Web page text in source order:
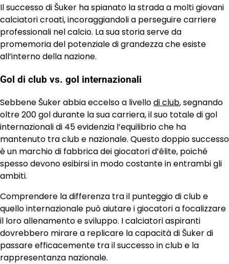
Il successo di Šuker ha spianato la strada a molti giovani
calciatori croati, incoraggiandoli a perseguire carriere
professionali nel calcio. La sua storia serve da
promemoria del potenziale di grandezza che esiste
all’interno della nazione.
Gol di club vs. gol internazionali
Sebbene Šuker abbia eccelso a livellodi club, segnando
oltre 200 gol durante la sua carriera, il suo totale di gol
internazionali di 45 evidenzia l’equilibrio che ha
mantenuto tra club e nazionale. Questo doppio successo
è un marchio di fabbrica dei giocatori d’élite, poiché
spesso devono esibirsi in modo costante in entrambi gli
ambiti.
Comprendere la differenza tra il punteggio di club e
quello internazionale può aiutare i giocatori a focalizzare
il loro allenamento e sviluppo. I calciatori aspiranti
dovrebbero mirare a replicare la capacità di Šuker di
passare efficacemente tra il successo in club e la
rappresentanza nazionale.